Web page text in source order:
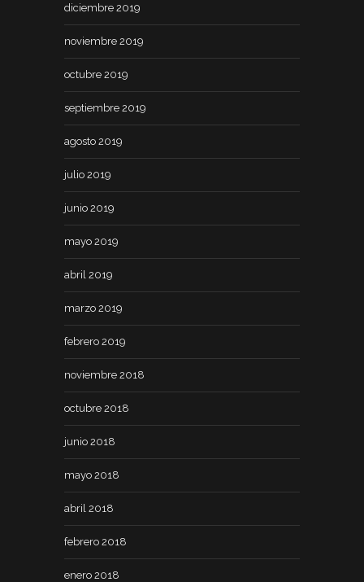
diciembre 2019
noviembre 2019
octubre 2019
septiembre 2019
agosto 2019
julio 2019
junio 2019
mayo 2019
abril 2019
marzo 2019
febrero 2019
noviembre 2018
octubre 2018
junio 2018
mayo 2018
abril 2018
febrero 2018
enero 2018